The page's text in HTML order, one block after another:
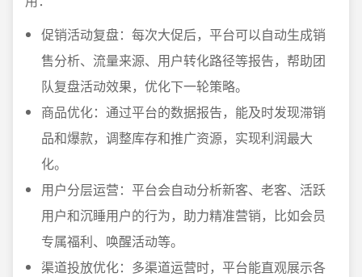
促销活动复盘：每次大促后，平台可以自动生成销
售分析、流量来源、用户转化路径等报告，帮助团
队复盘活动效果，优化下一轮策略。
商品优化：通过平台的数据报告，能及时发现滞销
品和爆款，调整库存和推广资源，实现利润最大
化。
用户分层运营：平台会自动分析新客、老客、活跃
用户和沉睡用户的行为，助力精准营销，比如会员
专属福利、唤醒活动等。
渠道投放优化：多渠道运营时，平台能直观展示各